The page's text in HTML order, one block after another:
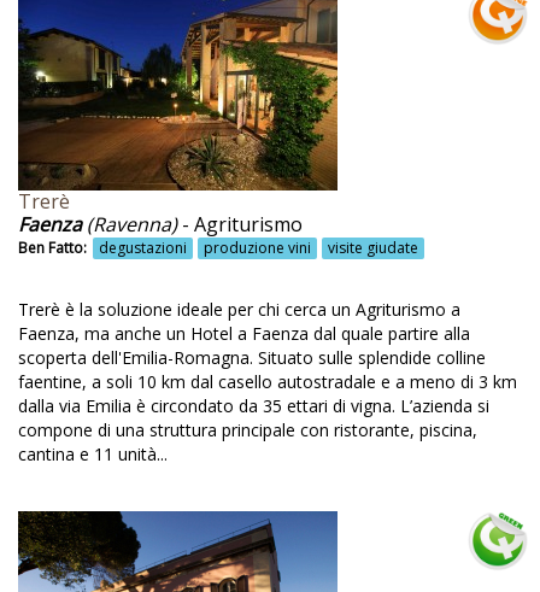
Diffusore di acqua rivitalizzata
Dimora storica
Dispender sapone e shampoo
Dolci fatti in casa
Dolomiti
Eco-piscina con acqua salata
Ecosostenibilità
Edificio ristrutturato
Edilizia ecosostenibile
Emilia-Romagna
Energia pulita
Energia rinnovabile
Trerè
Faenza(Ravenna)- Agriturismo
Ben Fatto: degustazioni produzione vini visite giudate
Trerè è la soluzione ideale per chi cerca un Agriturismo a
Faenza, ma anche un Hotel a Faenza dal quale partire alla
scoperta dell'Emilia-Romagna. Situato sulle splendide colline
faentine, a soli 10 km dal casello autostradale e a meno di 3 km
dalla via Emilia è circondato da 35 ettari di vigna. L’azienda si
compone di una struttura principale con ristorante, piscina,
cantina e 11 unità...